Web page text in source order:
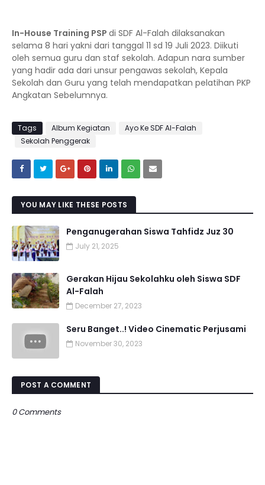
In-House Training PSP di SDF Al-Falah dilaksanakan
selama 8 hari yakni dari tanggal 11 sd 19 Juli 2023. Diikuti
oleh semua guru dan staf sekolah. Adapun nara sumber
yang hadir ada dari unsur pengawas sekolah, Kepala
Sekolah dan Guru yang telah mendapatkan pelatihan PKP
Angkatan Sebelumnya.
Tags Album Kegiatan
Ayo Ke SDF Al-Falah
Sekolah Penggerak
YOU MAY LIKE THESE POSTS
Penganugerahan Siswa Tahfidz Juz 30
July 21, 2025
Gerakan Hijau Sekolahku oleh Siswa SDF
Al-Falah
December 27, 2023
Seru Banget..! Video Cinematic Perjusami
November 30, 2023
POST A COMMENT
0 Comments